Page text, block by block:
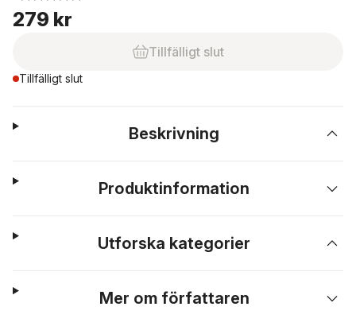
279 kr
Tillfälligt slut
Tillfälligt slut
Beskrivning
Produktinformation
Utforska kategorier
Mer om författaren